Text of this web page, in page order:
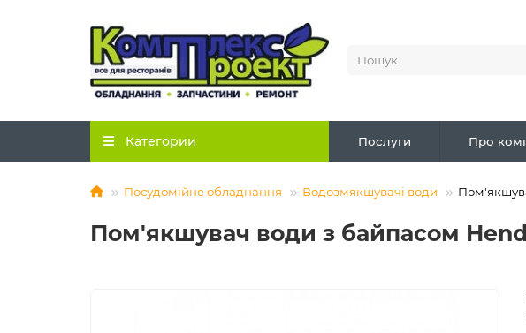
Категории Послуги Про
Посудомійне обладнання Водозмякшувачі води
Пом'якшувач води з байпасом